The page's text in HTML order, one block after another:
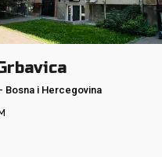
Bosna i Hercegovina